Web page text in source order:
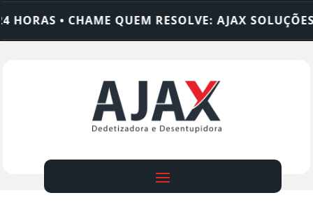
• CHAME QUEM RESOLVE: AJAX SOLUÇÕES